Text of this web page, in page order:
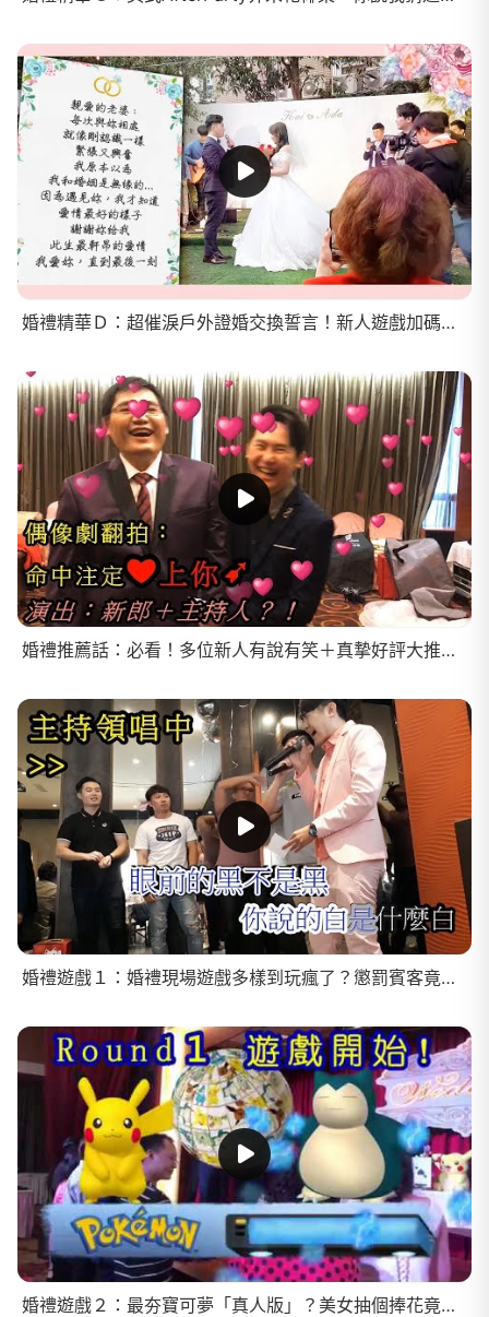
婚禮精華Ｄ：超催淚戶外證婚交換誓言！新人遊戲加碼加到二萬現金！伴郎不用手穿內褲模樣滑稽～
婚禮推薦話：必看！多位新人有說有笑＋真摯好評大推斯杰的現場！
婚禮遊戲１：婚禮現場遊戲多樣到玩瘋了？懲罰賓客竟被要求獻歌給新郎！
婚禮遊戲２：最夯寶可夢「真人版」？美女抽個捧花竟變「如花」？